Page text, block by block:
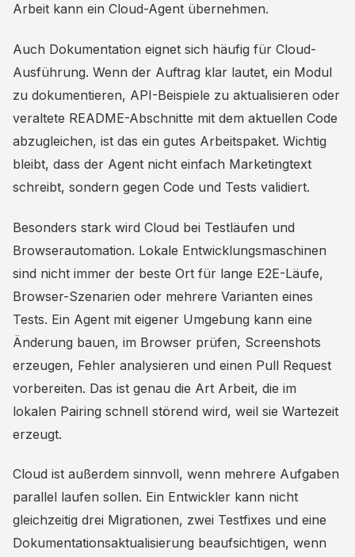
Arbeit kann ein Cloud-Agent übernehmen.
Auch Dokumentation eignet sich häufig für Cloud-
Ausführung. Wenn der Auftrag klar lautet, ein Modul
zu dokumentieren, API-Beispiele zu aktualisieren oder
veraltete README-Abschnitte mit dem aktuellen Code
abzugleichen, ist das ein gutes Arbeitspaket. Wichtig
bleibt, dass der Agent nicht einfach Marketingtext
schreibt, sondern gegen Code und Tests validiert.
Besonders stark wird Cloud bei Testläufen und
Browserautomation. Lokale Entwicklungsmaschinen
sind nicht immer der beste Ort für lange E2E-Läufe,
Browser-Szenarien oder mehrere Varianten eines
Tests. Ein Agent mit eigener Umgebung kann eine
Änderung bauen, im Browser prüfen, Screenshots
erzeugen, Fehler analysieren und einen Pull Request
vorbereiten. Das ist genau die Art Arbeit, die im
lokalen Pairing schnell störend wird, weil sie Wartezeit
erzeugt.
Cloud ist außerdem sinnvoll, wenn mehrere Aufgaben
parallel laufen sollen. Ein Entwickler kann nicht
gleichzeitig drei Migrationen, zwei Testfixes und eine
Dokumentationsaktualisierung beaufsichtigen, wenn